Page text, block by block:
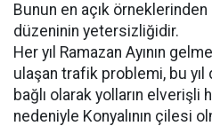
Bunun en açık
düzeninin yetersizliğidir.
Her yıl Ramazan Ayının
ulaşan trafik problemi, bu yıl
bağlı olarak yolların
nedeniyle Konyalının çilesi